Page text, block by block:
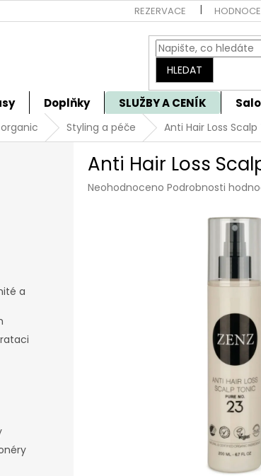
REZERVACE
HLEDAT
Doplňky SLUŽBY A CENÍK
organic Styling a péče Anti Hair Loss
a
Anti Hair Loss
Průměrné
Neohodnoceno Podrobnosti